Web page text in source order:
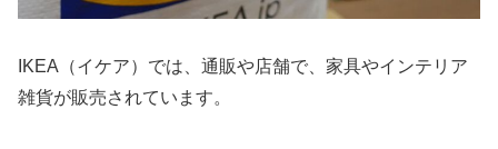
IKEA（イケア）では、通販や店舗で、家具やインテリア
雑貨が販売されています。